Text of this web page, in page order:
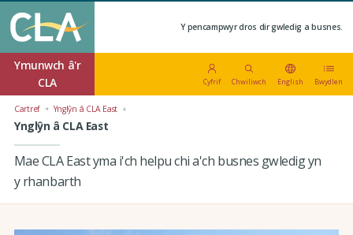
Y pencampwyr dros dir gwledig a busnes.
Ymunwch â'r
CLA
Cyfrif Chwiliwch English Bwydlen
Cartref Ynglŷn â CLA East
Ynglŷn â CLA East
Mae CLA East yma i'ch helpu chi a'ch busnes gwledig yn
y rhanbarth